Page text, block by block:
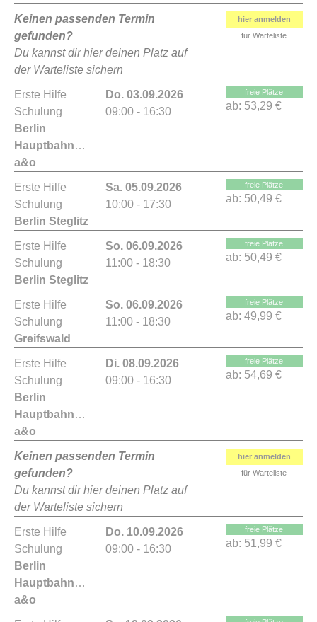
Keinen passenden Termin
gefunden?
Du kannst dir hier deinen Platz auf
der Warteliste sichern
hier anmelden
für Warteliste
Erste Hilfe
Schulung
Berlin
Hauptbahnhof
a&o
Do. 03.09.2026
09:00 - 16:30
freie Plätze
ab: 53,29 €
Erste Hilfe
Schulung
Berlin Steglitz
Sa. 05.09.2026
10:00 - 17:30
freie Plätze
ab: 50,49 €
Erste Hilfe
Schulung
Berlin Steglitz
So. 06.09.2026
11:00 - 18:30
freie Plätze
ab: 50,49 €
Erste Hilfe
Schulung
Greifswald
So. 06.09.2026
11:00 - 18:30
freie Plätze
ab: 49,99 €
Erste Hilfe
Schulung
Berlin
Hauptbahnhof
a&o
Di. 08.09.2026
09:00 - 16:30
freie Plätze
ab: 54,69 €
Keinen passenden Termin
gefunden?
Du kannst dir hier deinen Platz auf
der Warteliste sichern
hier anmelden
für Warteliste
Erste Hilfe
Schulung
Berlin
Hauptbahnhof
a&o
Do. 10.09.2026
09:00 - 16:30
freie Plätze
ab: 51,99 €